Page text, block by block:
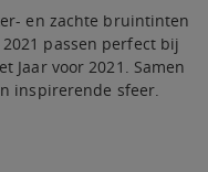
en zachte bruintinten
passen perfect bij
Jaar voor 2021. Samen
inspirerende sfeer.